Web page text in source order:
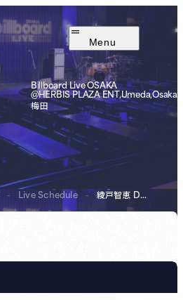
Menu
Billboard Live OSAKA
@HERBIS PLAZA ENT,Umeda,Osaka
梅田
- Live Schedule - 綾戸智恵 DO JAZZ LI...